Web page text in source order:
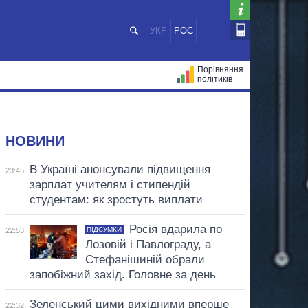
УКР РОС
Порівняння
політиків
НОВИНИ
23:45
В Україні анонсували підвищення
зарплат учителям і стипендій
студентам: як зростуть виплати
22:53 ПІДСУМКИ
Росія вдарила по
Лозовій і Павлограду, а
Стефанішиній обрали
запобіжний захід. Головне за день
22:32
Зеленський цими вихідними вперше